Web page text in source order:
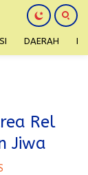
DAERAH
Rel
Jiwa